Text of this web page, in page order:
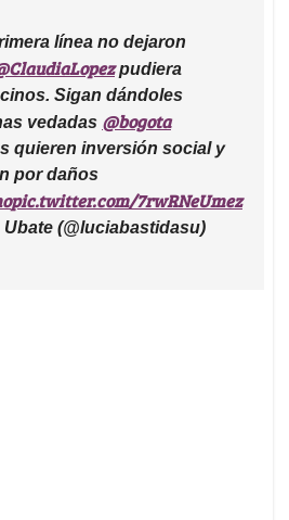
línea no dejaron
⁩ pudiera
Sigan dándoles
vedadas @bogota
quieren inversión social y
por daños
pic.twitter.com/7rwRNeUmez
(@luciabastidasu)